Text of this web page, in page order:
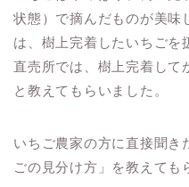
状態）で摘んだものが美味
は、樹上完着したいちごを
直売所では、樹上完着して
と教えてもらいました。
いちご農家の方に直接聞き
ごの見分け方」を教えても